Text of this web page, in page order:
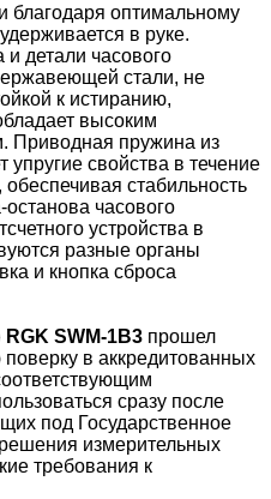
благодаря оптимальному
в руке.
детали часового
стали, не
к истиранию,
высоким
Приводная пружина из
упругие свойства в течение
стабильность
останова часового
устройства в
разные органы
и кнопка сброса
SWM-1B3 прошел
в аккредитованных
сразу после
под Государственное
измерительных
требования к